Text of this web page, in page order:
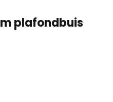
plafondbuis